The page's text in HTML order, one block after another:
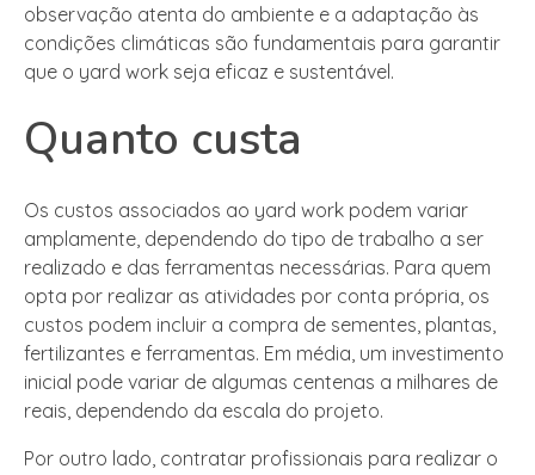
observação atenta do ambiente e a adaptação às
condições climáticas são fundamentais para garantir
que o yard work seja eficaz e sustentável.
Quanto custa
Os custos associados ao yard work podem variar
amplamente, dependendo do tipo de trabalho a ser
realizado e das ferramentas necessárias. Para quem
opta por realizar as atividades por conta própria, os
custos podem incluir a compra de sementes, plantas,
fertilizantes e ferramentas. Em média, um investimento
inicial pode variar de algumas centenas a milhares de
reais, dependendo da escala do projeto.
Por outro lado, contratar profissionais para realizar o